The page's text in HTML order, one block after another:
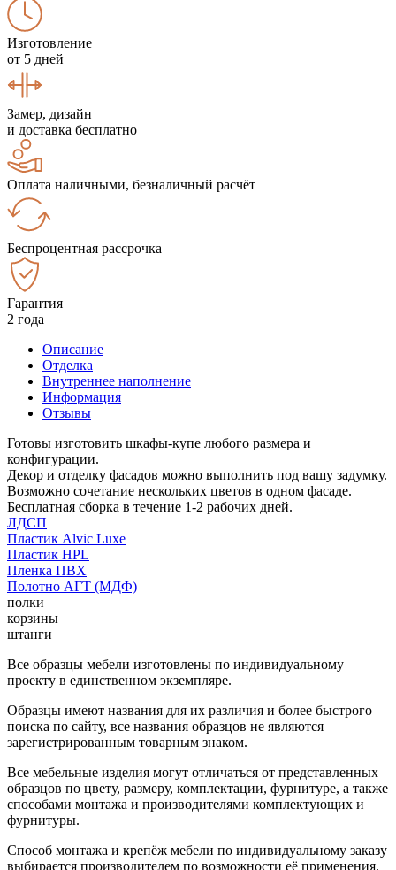
Изготовление
от 5 дней
Замер, дизайн
и доставка бесплатно
Оплата наличными, безналичный расчёт
Беспроцентная рассрочка
Гарантия
2 года
Описание
Отделка
Внутреннее наполнение
Информация
Отзывы
Готовы изготовить шкафы-купе любого размера и
конфигурации.
Декор и отделку фасадов можно выполнить под вашу задумку.
Возможно сочетание нескольких цветов в одном фасаде.
Бесплатная сборка в течение 1-2 рабочих дней.
ЛДСП
Пластик Alvic Luxe
Пластик HPL
Пленка ПВХ
Полотно АГТ (МДФ)
полки
корзины
штанги
Все образцы мебели изготовлены по индивидуальному
проекту в единственном экземпляре.
Образцы имеют названия для их различия и более быстрого
поиска по сайту, все названия образцов не являются
зарегистрированным товарным знаком.
Все мебельные изделия могут отличаться от представленных
образцов по цвету, размеру, комплектации, фурнитуре, а также
способами монтажа и производителями комплектующих и
фурнитуры.
Способ монтажа и крепёж мебели по индивидуальному заказу
выбирается производителем по возможности её применения.